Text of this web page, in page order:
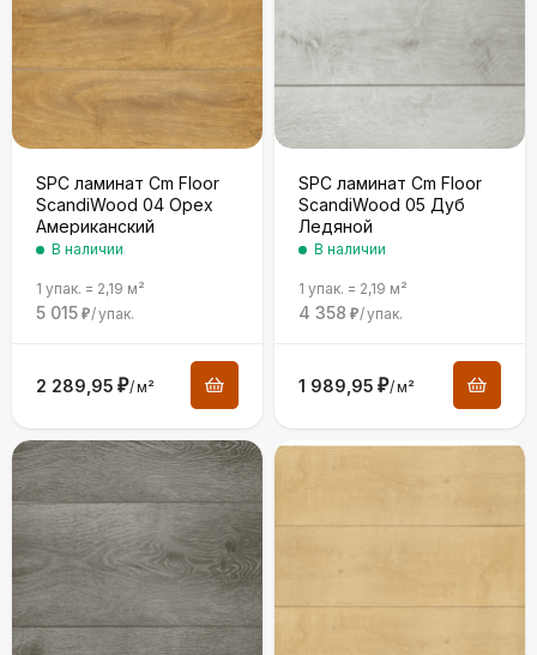
SPC ламинат Cm Floor
ScandiWood 04 Орех
Американский
В наличии
1 упак. = 2,19 м²
5 015 ₽/упак.
2 289,95 ₽/м²
SPC ламинат Cm Floor
ScandiWood 05 Дуб
Ледяной
В наличии
1 упак. = 2,19 м²
4 358 ₽/упак.
1 989,95 ₽/м²